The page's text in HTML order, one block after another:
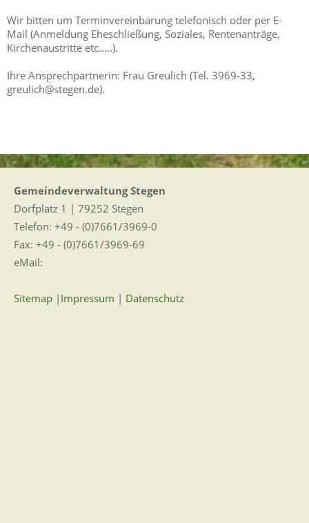
Wir bitten um Terminvereinbarung telefonisch oder per E-
Mail (Anmeldung Eheschließung, Soziales, Rentenanträge,
Kirchenaustritte etc.....).
Ihre Ansprechpartnerin: Frau Greulich (Tel. 3969-33,
greulich@stegen.de).
Gemeindeverwaltung Stegen
Dorfplatz 1 | 79252 Stegen
Telefon: +49 - (0)7661/3969-0
Fax: +49 - (0)7661/3969-69
eMail:
Sitemap | Impressum | Datenschutz